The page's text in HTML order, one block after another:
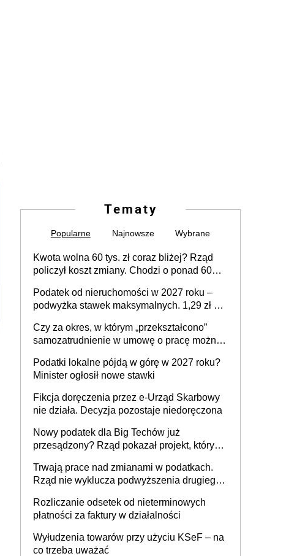
Tematy
Popularne Najnowsze Wybrane
Kwota wolna 60 tys. zł coraz bliżej? Rząd
policzył koszt zmiany. Chodzi o ponad 60
Podatek od nieruchomości w 2027 roku –
podwyżka stawek maksymalnych. 1,29 zł za
budynków i lokali związanych z
prowadzeniem działalności gospodarczej
Czy za okres, w którym „przekształcono”
samozatrudnienie w umowę o pracę można
umowy cywilnoprawnej jedynym
racjonalnym wyjściem
Podatki lokalne pójdą w górę w 2027 roku?
Minister ogłosił nowe stawki
Fikcja doręczenia przez e-Urząd Skarbowy
nie działa. Decyzja pozostaje niedoręczona
Nowy podatek dla Big Techów już
przesądzony? Rząd pokazał projekt, który
Trwają prace nad zmianami w podatkach.
Rząd nie wyklucza podwyższenia drugiego
Rozliczanie odsetek od nieterminowych
płatności za faktury w działalności
Wyłudzenia towarów przy użyciu KSeF – na
co trzeba uważać